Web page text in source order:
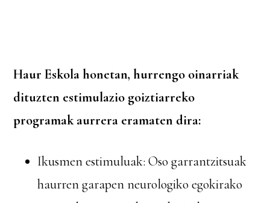
Haur Eskola honetan, hurrengo oinarriak
dituzten estimulazio goiztiarreko
programak aurrera eramaten dira:
Ikusmen estimuluak: Oso garrantzitsuak
haurren garapen neurologiko egokirako